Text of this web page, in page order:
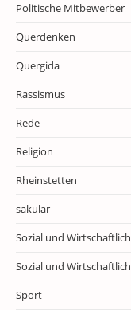
Politische Mitbewerber
Querdenken
Quergida
Rassismus
Rede
Religion
Rheinstetten
säkular
Sozial und Wirtschaftlich
Sozial und Wirtschaftlich
Sport